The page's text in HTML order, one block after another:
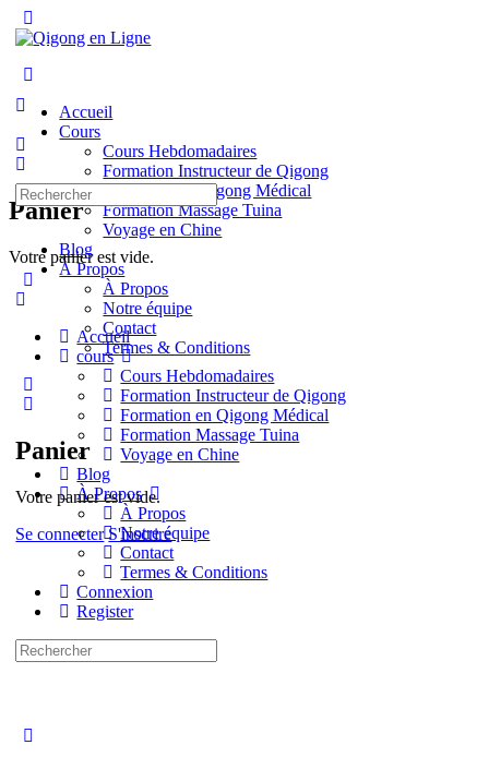
Side
Accueil
Cours
Cours Hebdomadaires
Formation Instructeur de Qigong
Formation en Qigong Médical
Formation Massage Tuina
Voyage en Chine
Blog
À Propos
À Propos
Notre équipe
Contact
Termes & Conditions
Panier
Votre panier est vide.
Se connecter S'inscrire
Panier
Votre panier est vide.
Recherche
pour:
Accueil
cours
Cours Hebdomadaires
Formation Instructeur de Qigong
Formation en Qigong Médical
Formation Massage Tuina
Voyage en Chine
Blog
À Propos
À Propos
Notre équipe
Contact
Termes & Conditions
Connexion
Register
Recherche
pour: